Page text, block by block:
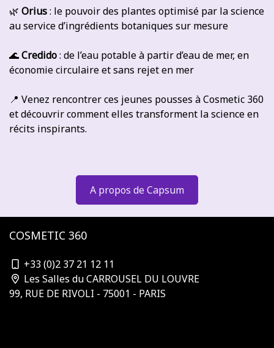
🌿 Orius: le pouvoir des plantes optimisé par la science
au service d’ingrédients botaniques sur mesure
🌊Credido: de l’eau potable à partir d’eau de mer, en
économie circulaire et sans rejet en mer
📍 Venez rencontrer ces jeunes pousses à Cosmetic 360
et découvrir comment elles transforment la science en
récits inspirants.
A propos de Capsum
COSMETIC 360
+33 (0)2 37 21 12 11
Les Salles du CARROUSEL DU LOUVRE
99, RUE DE RIVOLI - 75001 - PARIS